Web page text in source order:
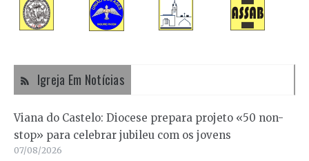
Igreja Em Notícias
Viana do Castelo: Diocese prepara projeto «50 non-
stop» para celebrar jubileu com os jovens
07/08/2026